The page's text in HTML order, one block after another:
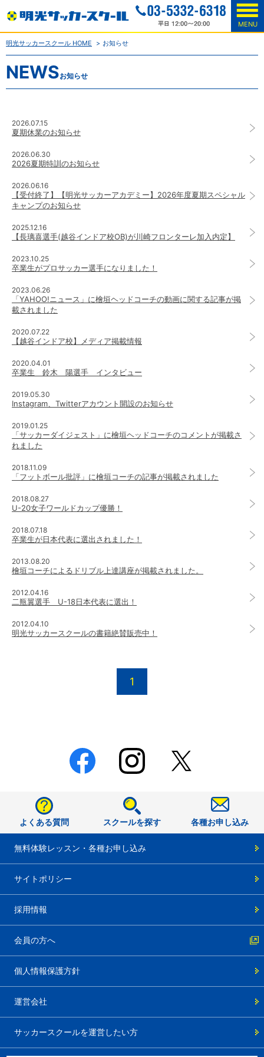
MENU
明光サッカースクール HOME お知らせ
NEWSお知らせ
2026.07.15
夏期休業のお知らせ
2026.06.30
2026夏期特訓のお知らせ
2026.06.16
【受付終了】【明光サッカーアカデミー】2026年度夏期スペシャル
キャンプのお知らせ
2025.12.16
【長璃喜選手(越谷インドア校OB)が川崎フロンターレ加入内定】
2023.10.25
卒業生がプロサッカー選手になりました！
2023.06.26
「YAHOO!ニュース」に檜垣ヘッドコーチの動画に関する記事が掲
載されました
2020.07.22
【越谷インドア校】メディア掲載情報
2020.04.01
卒業生 鈴木 陽選手 インタビュー
2019.05.30
Instagram、Twitterアカウント開設のお知らせ
2019.01.25
「サッカーダイジェスト」に檜垣ヘッドコーチのコメントが掲載さ
れました
2018.11.09
「フットボール批評」に檜垣コーチの記事が掲載されました
2018.08.27
U-20女子ワールドカップ優勝！
2018.07.18
卒業生が日本代表に選出されました！
2013.08.20
檜垣コーチによるドリブル上達講座が掲載されました。
2012.04.16
二瓶翼選手 U-18日本代表に選出！
2012.04.10
明光サッカースクールの書籍絶賛販売中！
1
よくある質問 スクールを探す 各種お申し込み
無料体験レッスン・各種お申し込み
サイトポリシー
採用情報
会員の方へ
個人情報保護方針
運営会社
サッカースクールを運営したい方